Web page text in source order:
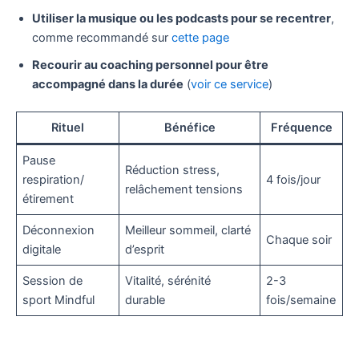
Utiliser la musique ou les podcasts pour se recentrer,
comme recommandé sur cette page
Recourir au coaching personnel pour être
accompagné dans la durée (voir ce service)
Rituel Bénéfice Fréquence
Pause
respiration/
étirement
Réduction stress,
relâchement tensions
4 fois/jour
Déconnexion
digitale
Meilleur sommeil, clarté
d’esprit
Chaque soir
Session de
sport Mindful
Vitalité, sérénité
durable
2-3
fois/semaine